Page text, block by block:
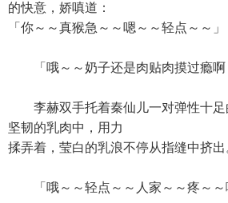
的快意，娇嗔道：
「你～～真猴急～～嗯～～轻点～～」
「哦～～奶子还是肉贴肉摸过瘾啊
李赫双手托着秦仙儿一对弹性十足
坚韧的乳肉中，用力
揉弄着，莹白的乳浪不停从指缝中挤出
「哦～～轻点～～人家～～疼～～